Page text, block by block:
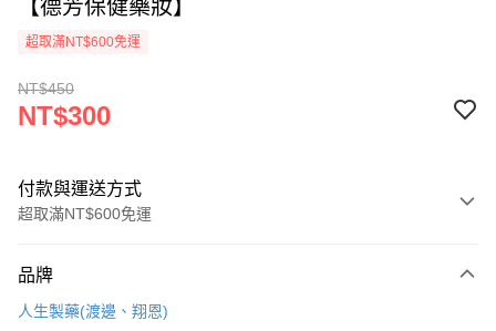
【德芳保健藥妝】
超取滿NT$600免運
NT$450
NT$300
付款與運送方式
超取滿NT$600免運
信用卡一次付款
品牌
人生製藥(渡邊、翔恩)